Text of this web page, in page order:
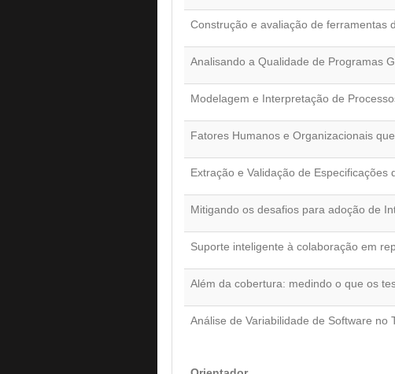
Construção e avaliação de ferramentas
Analisando a Qualidade de Programas
Modelagem e Interpretação de
Fatores Humanos e Organizacionais
Extração e Validação de
Mitigando os desafios para adoção de
Suporte inteligente à colaboração em
Além da cobertura: medindo o que os
Análise de Variabilidade de Software no